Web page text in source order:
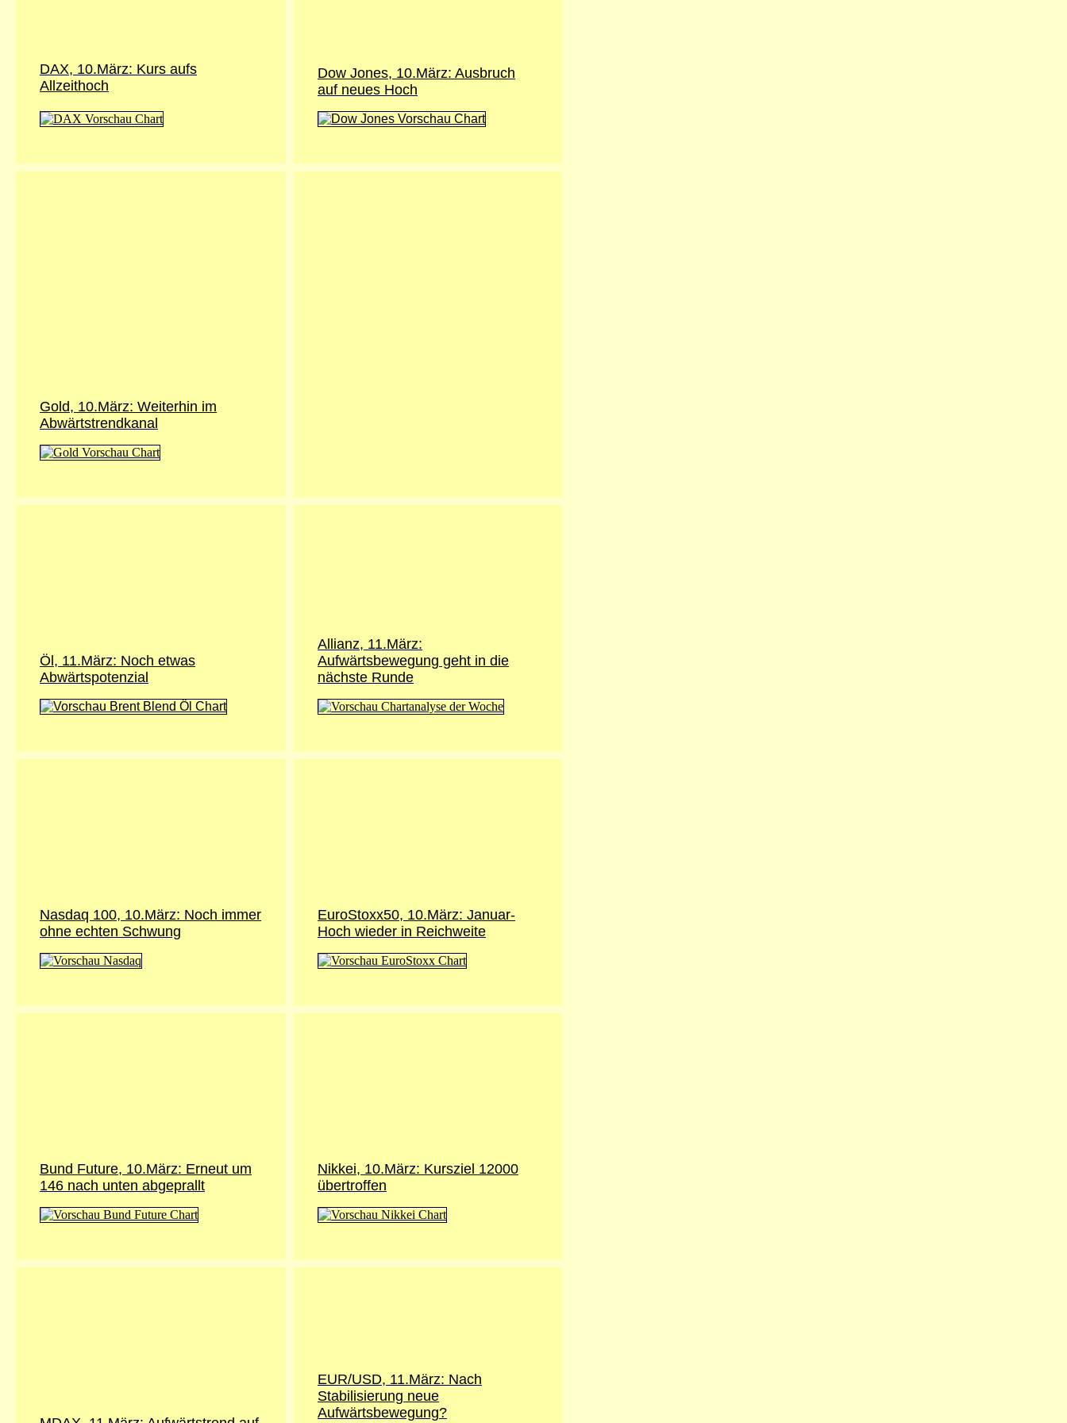
DAX, 10.März: Kurs aufs
Allzeithoch
Dow Jones, 10.März: Ausbruch
auf neues Hoch
Gold, 10.März: Weiterhin im
Abwärtstrendkanal
Öl, 11.März: Noch etwas
Abwärtspotenzial
Allianz, 11.März:
Aufwärtsbewegung geht in die
nächste Runde
Nasdaq 100, 10.März: Noch immer
ohne echten Schwung
EuroStoxx50, 10.März: Januar-
Hoch wieder in Reichweite
Bund Future, 10.März: Erneut um
146 nach unten abgeprallt
Nikkei, 10.März: Kursziel 12000
übertroffen
EUR/USD, 11.März: Nach
Stabilisierung neue
Aufwärtsbewegung?